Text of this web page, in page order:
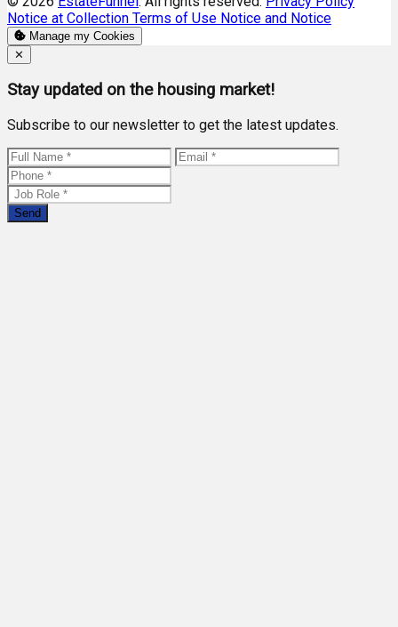
Notice at Collection Terms of Use Notice and Notice
Manage my Cookies
Close
✕
Stay updated on the housing market!
Subscribe to our newsletter to get the latest updates.
Send